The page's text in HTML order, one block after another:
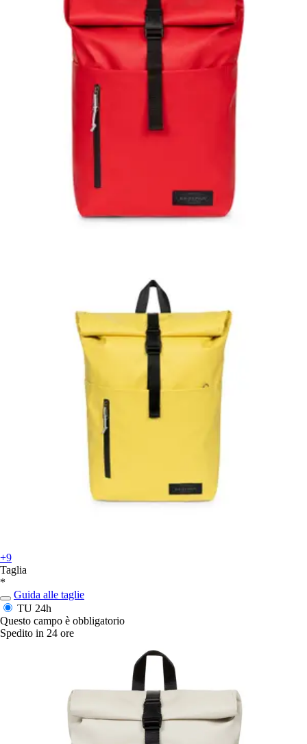
+9
Taglia
*
Guida alle taglie
TU 24h
Questo campo è obbligatorio
Spedito in 24 ore